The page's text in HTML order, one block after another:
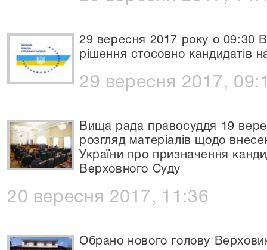
29 вересня 2017 року о 09:30
рішення стосовно кандидатів
29 вересня 2017,
Вища рада правосуддя 19
розгляд матеріалів щодо
України про призначення
Верховного Суду
20 вересня 2017, 11:36
Обрано нового голову